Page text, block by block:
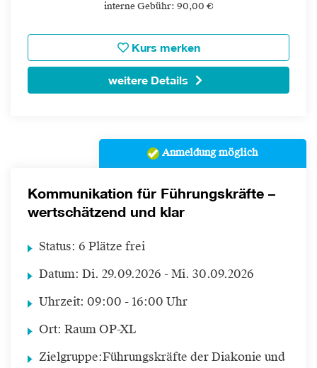
interne Gebühr: 90,00 €
Kurs merken
weitere Details
Anmeldung möglich
Kommunikation für Führungskräfte –
wertschätzend und klar
Status: 6 Plätze frei
Datum: Di. 29.09.2026 - Mi. 30.09.2026
Uhrzeit: 09:00 - 16:00 Uhr
Ort: Raum OP-XL
Zielgruppe:Führungskräfte der Diakonie und